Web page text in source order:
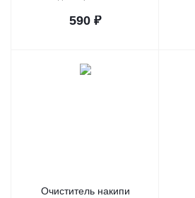
590 ₽
Очиститель накипи